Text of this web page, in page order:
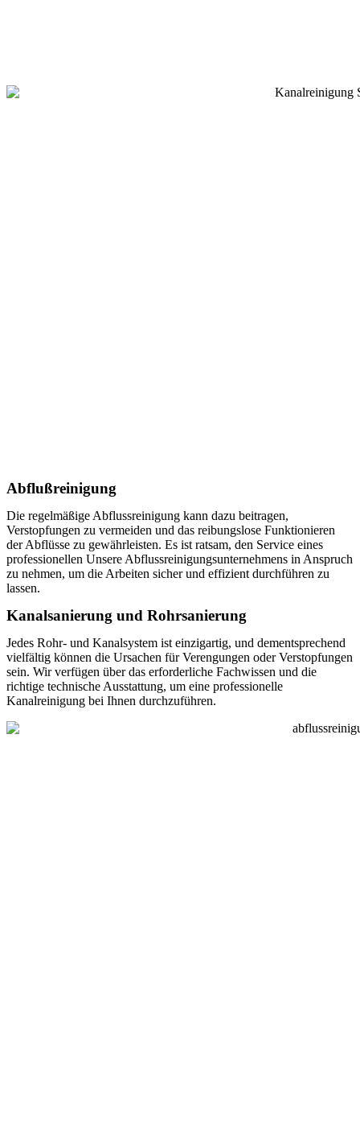
Abflußreinigung
Die regelmäßige Abflussreinigung kann dazu beitragen,
Verstopfungen zu vermeiden und das reibungslose Funktionieren
der Abflüsse zu gewährleisten. Es ist ratsam, den Service eines
professionellen Unsere Abflussreinigungsunternehmens in Anspruch
zu nehmen, um die Arbeiten sicher und effizient durchführen zu
lassen.
Kanalsanierung und Rohrsanierung
Jedes Rohr- und Kanalsystem ist einzigartig, und dementsprechend
vielfältig können die Ursachen für Verengungen oder Verstopfungen
sein. Wir verfügen über das erforderliche Fachwissen und die
richtige technische Ausstattung, um eine professionelle
Kanalreinigung bei Ihnen durchzuführen.